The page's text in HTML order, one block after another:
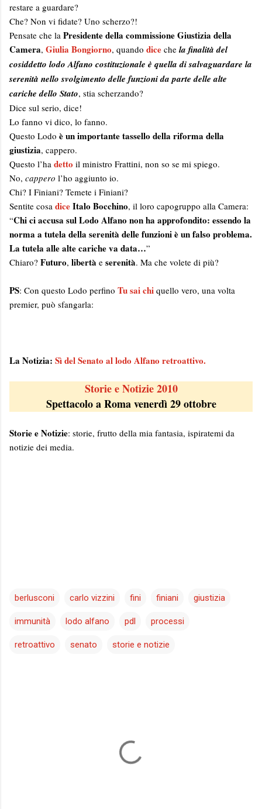
restare a guardare?
Che? Non vi fidate? Uno scherzo?!
Pensate che la Presidente della commissione Giustizia della
Camera, Giulia Bongiorno, quando dice che la finalità del
cosiddetto lodo Alfano costituzionale è quella di salvaguardare la
serenità nello svolgimento delle funzioni da parte delle alte
cariche dello Stato, stia scherzando?
Dice sul serio, dice!
Lo fanno vi dico, lo fanno.
Questo Lodo è un importante tassello della riforma della
giustizia, cappero.
Questo l’ha detto il ministro Frattini, non so se mi spiego.
No, cappero l’ho aggiunto io.
Chi? I Finiani? Temete i Finiani?
Sentite cosa diceItalo Bocchino, il loro capogruppo alla Camera:
“Chi ci accusa sul Lodo Alfano non ha approfondito: essendo la
norma a tutela della serenità delle funzioni è un falso problema.
La tutela alle alte cariche va data…”
Chiaro? Futuro, libertà e serenità. Ma che volete di più?
PS: Con questo Lodo perfino Tu sai chi quello vero, una volta
premier, può sfangarla:
La Notizia: Sì del Senato al lodo Alfano retroattivo.
Storie e Notizie 2010
Spettacolo a Roma venerdì 29 ottobre
Storie e Notizie: storie, frutto della mia fantasia, ispiratemi da
notizie dei media.
berlusconi carlo vizzini fini finiani giustizia
immunità lodo alfano pdl processi
retroattivo senato storie e notizie